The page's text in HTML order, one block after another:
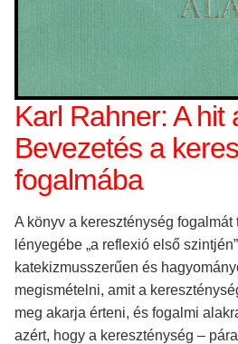
Karl Rahner: A hit
Bevezetés a
fogalmába
A könyv a kereszténység
lényegébe „a reflexió első
katekizmusszerűen és
megismételni, amit a
meg akarja érteni, és fogalmi
azért, hogy a kereszténység –